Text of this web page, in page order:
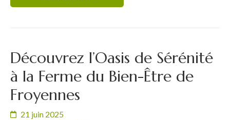
Découvrez l’Oasis de Sérénité
à la Ferme du Bien-Être de
Froyennes
21 juin 2025